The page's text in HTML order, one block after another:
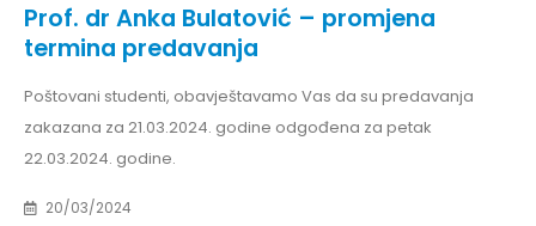
Prof. dr Anka Bulatović – promjena
termina predavanja
Poštovani studenti, obavještavamo Vas da su predavanja
zakazana za 21.03.2024. godine odgođena za petak
22.03.2024. godine.
20/03/2024